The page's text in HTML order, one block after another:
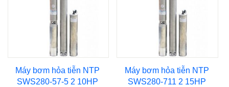
Máy bơm hỏa tiễn NTP
SWS280-57-5 2 10HP
Máy bơm hỏa tiễn NTP
SWS280-711 2 15HP